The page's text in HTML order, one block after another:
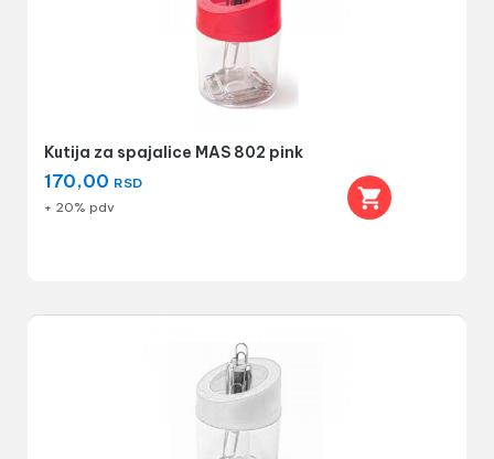
Kutija za spajalice MAS 802 pink
170,00 RSD
+ 20% pdv